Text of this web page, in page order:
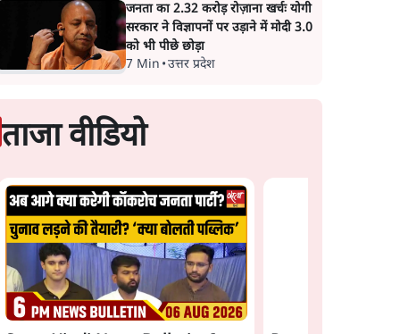
जनता का 2.32 करोड़ रोज़ाना खर्चः योगी
सरकार ने विज्ञापनों पर उड़ाने में मोदी 3.0
को भी पीछे छोड़ा
7 Min •उत्तर प्रदेश
ताजा वीडियो